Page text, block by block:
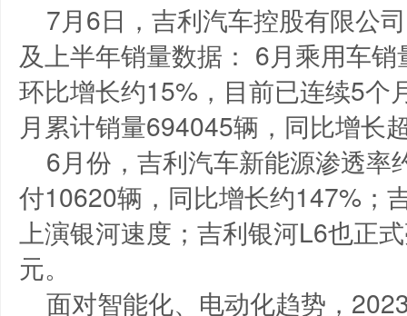
7月6日，吉利汽车控股有限公
及上半年销量数据： 6月乘用车
环比增长约15%，目前已连续5个
月累计销量694045辆，同比增长
6月份，吉利汽车新能源渗透
付10620辆，同比增长约147%；
上演银河速度；吉利银河L6也正
元。
面对智能化、电动化趋势，